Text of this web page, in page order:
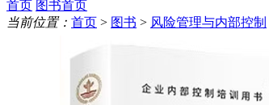
首页 图书首页
当前位置： 首页 > 图书 > 风险管理与内部控制